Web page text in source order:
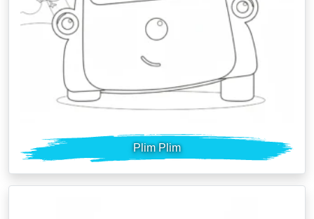
Plim Plim